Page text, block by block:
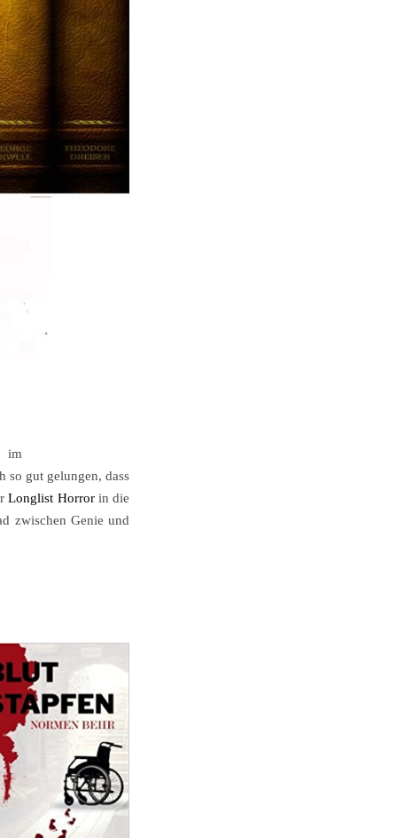
im
so gut gelungen, dass
Longlist Horrorin die
zwischen Genie und